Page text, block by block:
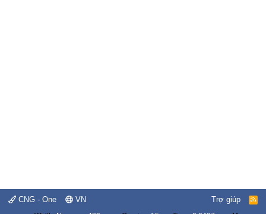
CNG - One VN Trợ giúp
R